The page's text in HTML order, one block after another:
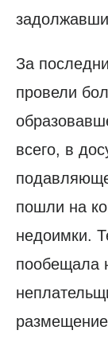
За
провели
всего, в
пошли на
недоимки.
пообещала